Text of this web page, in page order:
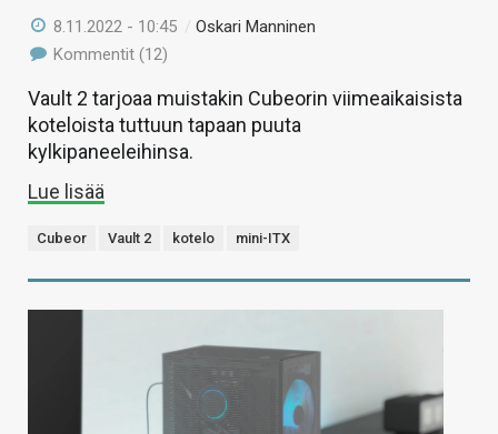
8.11.2022 - 10:45 /Oskari Manninen
Kommentit (12)
Vault 2 tarjoaa muistakin Cubeorin viimeaikaisista
koteloista tuttuun tapaan puuta
kylkipaneeleihinsa.
Lue lisää
Cubeor Vault 2 kotelo mini-ITX